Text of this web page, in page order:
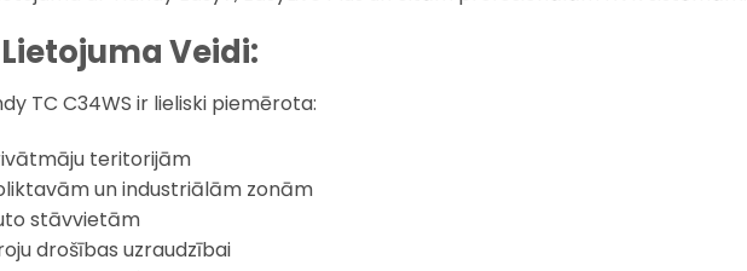
Lietojuma Veidi:
TC C34WS ir lieliski piemērota:
teritorijām
un industriālām zonām
stāvvietām
drošības uzraudzībai